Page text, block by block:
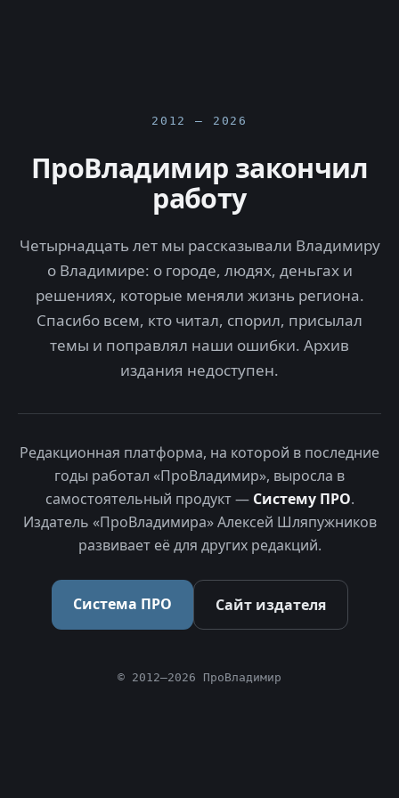
2012 — 2026
ПроВладимир закончил
работу
Четырнадцать лет мы рассказывали Владимиру
о Владимире: о городе, людях, деньгах и
решениях, которые меняли жизнь региона.
Спасибо всем, кто читал, спорил, присылал
темы и поправлял наши ошибки. Архив
издания недоступен.
Редакционная платформа, на которой в последние
годы работал «ПроВладимир», выросла в
самостоятельный продукт — Систему ПРО.
Издатель «ПроВладимира» Алексей Шляпужников
развивает её для других редакций.
Система ПРО Сайт издателя
© 2012–2026 ПроВладимир